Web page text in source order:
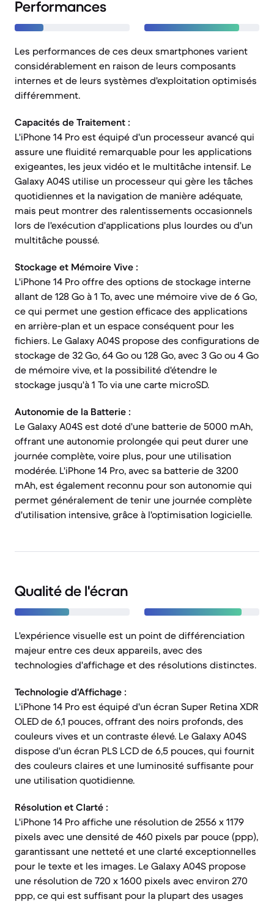
Performances
Les performances de ces deux smartphones varient
considérablement en raison de leurs composants
internes et de leurs systèmes d'exploitation optimisés
différemment.
Capacités de Traitement :
L'iPhone 14 Pro est équipé d'un processeur avancé qui
assure une fluidité remarquable pour les applications
exigeantes, les jeux vidéo et le multitâche intensif. Le
Galaxy A04S utilise un processeur qui gère les tâches
quotidiennes et la navigation de manière adéquate,
mais peut montrer des ralentissements occasionnels
lors de l'exécution d'applications plus lourdes ou d'un
multitâche poussé.
Stockage et Mémoire Vive :
L'iPhone 14 Pro offre des options de stockage interne
allant de 128 Go à 1 To, avec une mémoire vive de 6 Go,
ce qui permet une gestion efficace des applications
en arrière-plan et un espace conséquent pour les
fichiers. Le Galaxy A04S propose des configurations de
stockage de 32 Go, 64 Go ou 128 Go, avec 3 Go ou 4 Go
de mémoire vive, et la possibilité d'étendre le
stockage jusqu'à 1 To via une carte microSD.
Autonomie de la Batterie :
Le Galaxy A04S est doté d'une batterie de 5000 mAh,
offrant une autonomie prolongée qui peut durer une
journée complète, voire plus, pour une utilisation
modérée. L'iPhone 14 Pro, avec sa batterie de 3200
mAh, est également reconnu pour son autonomie qui
permet généralement de tenir une journée complète
d'utilisation intensive, grâce à l'optimisation logicielle.
Qualité de l'écran
L'expérience visuelle est un point de différenciation
majeur entre ces deux appareils, avec des
technologies d'affichage et des résolutions distinctes.
Technologie d'Affichage :
L'iPhone 14 Pro est équipé d'un écran Super Retina XDR
OLED de 6,1 pouces, offrant des noirs profonds, des
couleurs vives et un contraste élevé. Le Galaxy A04S
dispose d'un écran PLS LCD de 6,5 pouces, qui fournit
des couleurs claires et une luminosité suffisante pour
une utilisation quotidienne.
Résolution et Clarté :
L'iPhone 14 Pro affiche une résolution de 2556 x 1179
pixels avec une densité de 460 pixels par pouce (ppp),
garantissant une netteté et une clarté exceptionnelles
pour le texte et les images. Le Galaxy A04S propose
une résolution de 720 x 1600 pixels avec environ 270
ppp, ce qui est suffisant pour la plupart des usages